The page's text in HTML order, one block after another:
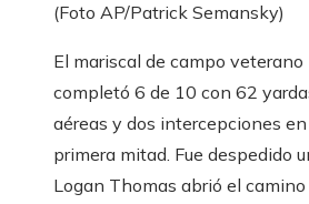
(Foto AP/Patrick Semansky)
El mariscal de campo veterano
completó 6 de 10 con 62
aéreas y dos intercepciones
primera mitad. Fue despedido
Logan Thomas abrió el camino